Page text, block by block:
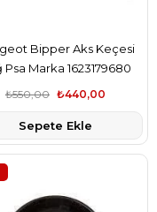
Bipper Aks Keçesi
Psa Marka 1623179680
₺440,00
₺550,00
Sepete Ekle